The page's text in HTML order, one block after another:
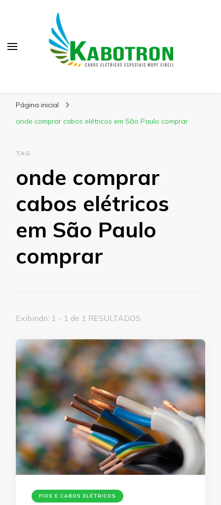
Página inicial
onde comprar cabos elétricos em São Paulo comprar
TAG
onde comprar
cabos elétricos
em São Paulo
comprar
Exibindo: 1 - 1 de 1 RESULTADOS
FIOS E CABOS ELÉTRICOS